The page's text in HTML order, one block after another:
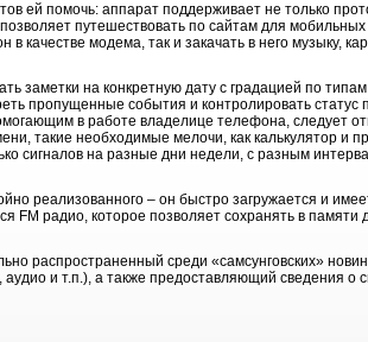
ей помочь: аппарат поддерживает не только
путешествовать по сайтам для
качестве модема, так и закачать в него музыку,
заметки на конкретную дату с градацией по
пропущенные события и контролировать статус
в работе владелице телефона, следует
такие необходимые мелочи, как калькулятор и
сигналов на разные дни недели, с разным
реализованного – он быстро загружается и
FM радио, которое позволяет сохранять в памяти
распространенный среди «самсунговских»
и т.п.), а также предоставляющий сведения о